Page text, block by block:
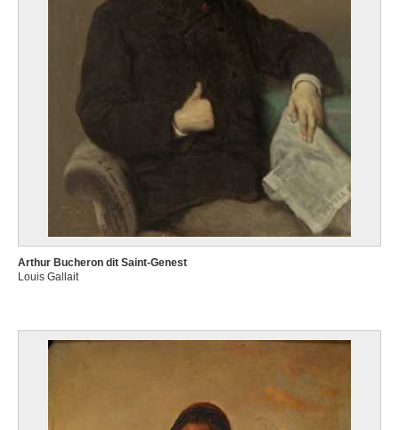
Arthur Bucheron dit Saint-Genest
Louis Gallait